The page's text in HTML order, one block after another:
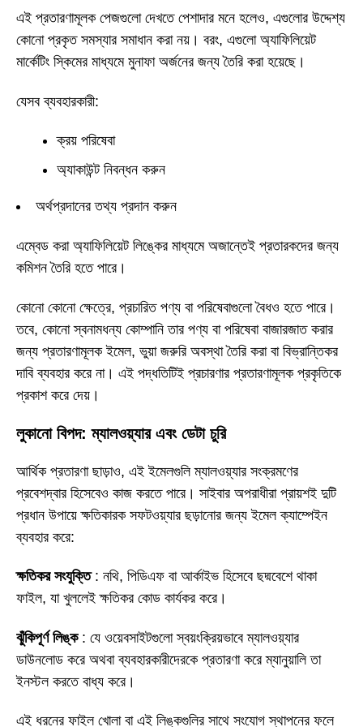
এই প্রতারণামূলক পেজগুলো দেখতে পেশাদার মনে হলেও, এগুলোর উদ্দেশ্য
কোনো প্রকৃত সমস্যার সমাধান করা নয়। বরং, এগুলো অ্যাফিলিয়েট
মার্কেটিং স্কিমের মাধ্যমে মুনাফা অর্জনের জন্য তৈরি করা হয়েছে।
যেসব ব্যবহারকারী:
ক্রয় পরিষেবা
অ্যাকাউন্ট নিবন্ধন করুন
অর্থপ্রদানের তথ্য প্রদান করুন
এম্বেড করা অ্যাফিলিয়েট লিঙ্কের মাধ্যমে অজান্তেই প্রতারকদের জন্য
কমিশন তৈরি হতে পারে।
কোনো কোনো ক্ষেত্রে, প্রচারিত পণ্য বা পরিষেবাগুলো বৈধও হতে পারে।
তবে, কোনো স্বনামধন্য কোম্পানি তার পণ্য বা পরিষেবা বাজারজাত করার
জন্য প্রতারণামূলক ইমেল, ভুয়া জরুরি অবস্থা তৈরি করা বা বিভ্রান্তিকর
দাবি ব্যবহার করে না। এই পদ্ধতিটিই প্রচারণার প্রতারণামূলক প্রকৃতিকে
প্রকাশ করে দেয়।
লুকানো বিপদ: ম্যালওয়্যার এবং ডেটা চুরি
আর্থিক প্রতারণা ছাড়াও, এই ইমেলগুলি ম্যালওয়্যার সংক্রমণের
প্রবেশদ্বার হিসেবেও কাজ করতে পারে। সাইবার অপরাধীরা প্রায়শই দুটি
প্রধান উপায়ে ক্ষতিকারক সফটওয়্যার ছড়ানোর জন্য ইমেল ক্যাম্পেইন
ব্যবহার করে:
ক্ষতিকর সংযুক্তি: নথি, পিডিএফ বা আর্কাইভ হিসেবে ছদ্মবেশে থাকা
ফাইল, যা খুললেই ক্ষতিকর কোড কার্যকর করে।
ঝুঁকিপূর্ণ লিঙ্ক: যে ওয়েবসাইটগুলো স্বয়ংক্রিয়ভাবে ম্যালওয়্যার
ডাউনলোড করে অথবা ব্যবহারকারীদেরকে প্রতারণা করে ম্যানুয়ালি তা
ইনস্টল করতে বাধ্য করে।
এই ধরনের ফাইল খোলা বা এই লিঙ্কগুলির সাথে সংযোগ স্থাপনের ফলে